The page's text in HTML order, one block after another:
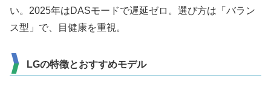
い。2025年はDASモードで遅延ゼロ。選び方は「バラン
ス型」で、目健康を重視。
LGの特徴とおすすめモデル